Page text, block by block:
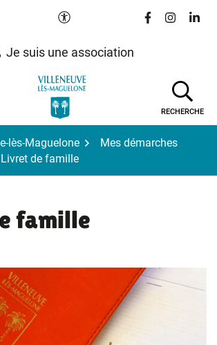
Paramètres d'accessibilité
Lien vers le
Lien vers
Lien
Je suis une association
RECHERCHE
lès-Maguelone
Mes démarches
Livret de famille
famille